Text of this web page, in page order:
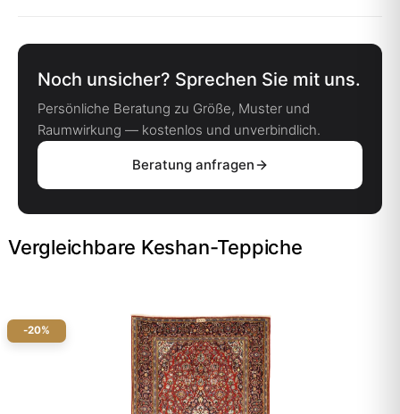
Noch unsicher? Sprechen Sie mit uns.
Persönliche Beratung zu Größe, Muster und
Raumwirkung — kostenlos und unverbindlich.
Beratung anfragen
Vergleichbare Keshan-Teppiche
-20%